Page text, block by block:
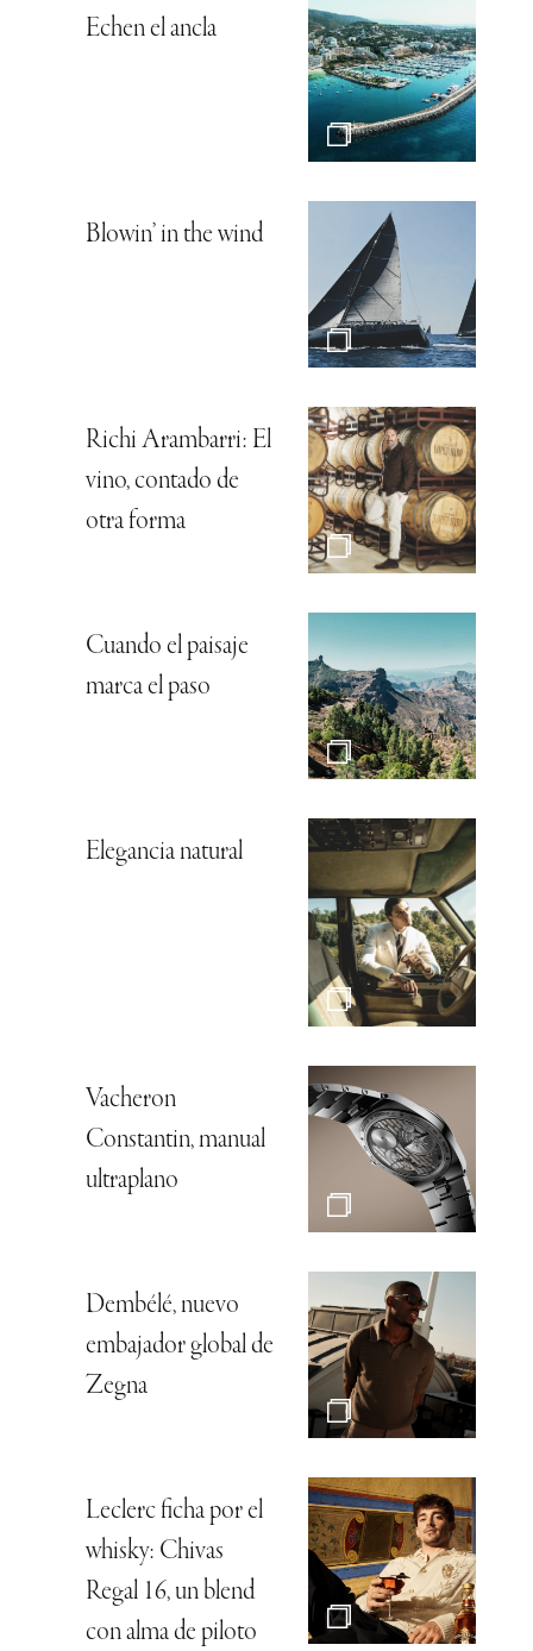
Echen el ancla
Blowin’ in the wind
Richi Arambarri: El
vino, contado de
otra forma
Cuando el paisaje
marca el paso
Elegancia natural
Vacheron
Constantin, manual
ultraplano
Dembélé, nuevo
embajador global de
Zegna
Leclerc ficha por el
whisky: Chivas
Regal 16, un blend
con alma de piloto